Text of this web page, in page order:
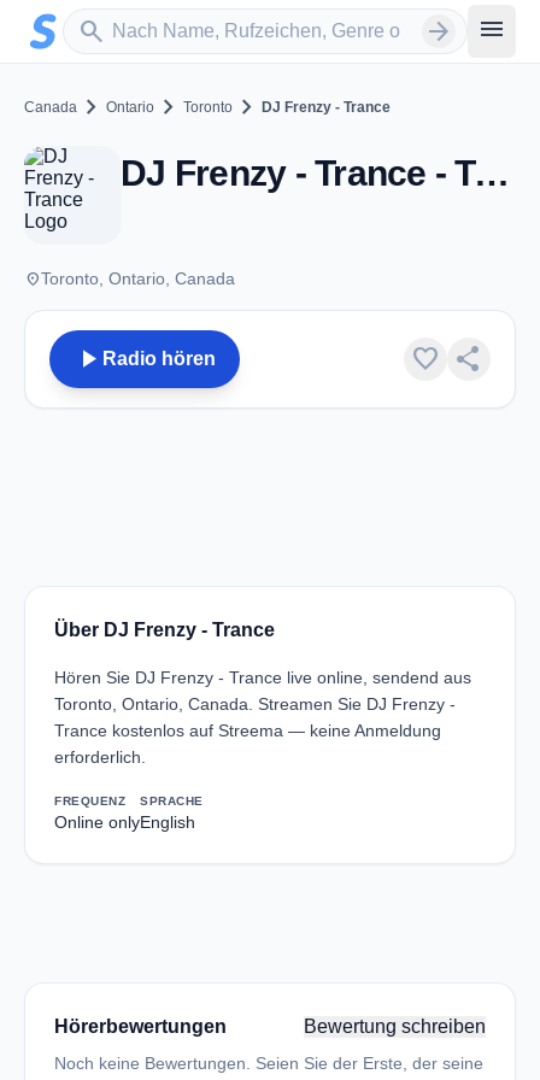
Zum Hauptinhalt springen
search
Sender suchen arrow_forward menu
Canada chevron_right Ontario chevron_right Toronto chevron_right DJ Frenzy - Trance
DJ Frenzy - Trance - Toronto, ON
placeToronto, Ontario, Canada
play_arrow Radio hören favorite share
Über DJ Frenzy - Trance
Hören Sie DJ Frenzy - Trance live online, sendend aus
Toronto, Ontario, Canada. Streamen Sie DJ Frenzy -
Trance kostenlos auf Streema — keine Anmeldung
erforderlich.
FREQUENZ
Online only
SPRACHE
English
Hörerbewertungen Bewertung schreiben
Noch keine Bewertungen. Seien Sie der Erste, der seine